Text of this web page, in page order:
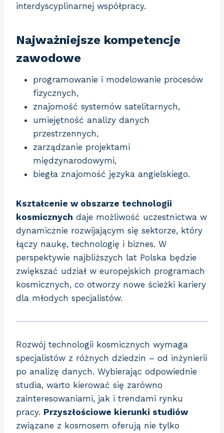
interdyscyplinarnej współpracy.
Najważniejsze kompetencje
zawodowe
programowanie i modelowanie procesów
fizycznych,
znajomość systemów satelitarnych,
umiejętność analizy danych
przestrzennych,
zarządzanie projektami
międzynarodowymi,
biegła znajomość języka angielskiego.
Kształcenie w obszarze technologii
kosmicznych daje możliwość uczestnictwa w
dynamicznie rozwijającym się sektorze, który
łączy naukę, technologię i biznes. W
perspektywie najbliższych lat Polska będzie
zwiększać udział w europejskich programach
kosmicznych, co otworzy nowe ścieżki kariery
dla młodych specjalistów.
Rozwój technologii kosmicznych wymaga
specjalistów z różnych dziedzin – od inżynierii
po analizę danych. Wybierając odpowiednie
studia, warto kierować się zarówno
zainteresowaniami, jak i trendami rynku
pracy. Przyszłościowe kierunki studiów
związane z kosmosem oferują nie tylko